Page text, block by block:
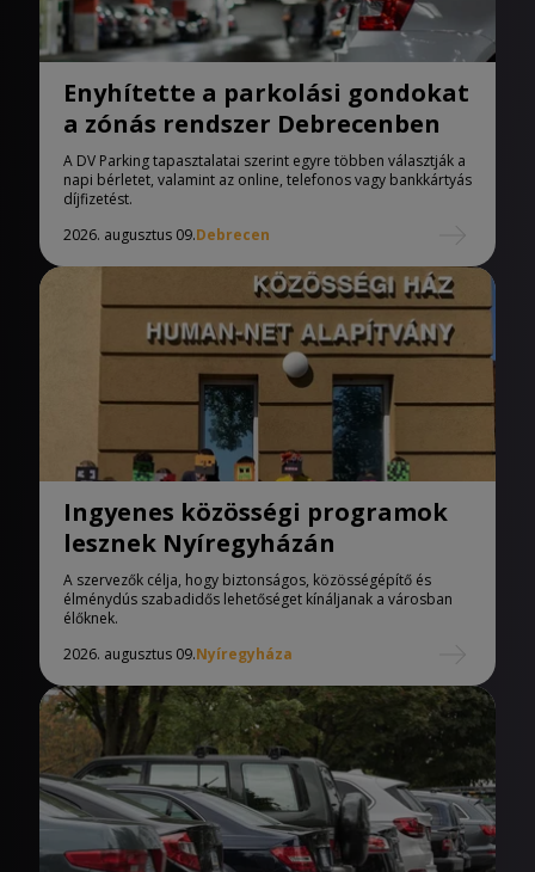
Enyhítette a parkolási gondokat
a zónás rendszer Debrecenben
A DV Parking tapasztalatai szerint egyre többen választják a
napi bérletet, valamint az online, telefonos vagy bankkártyás
díjfizetést.
2026. augusztus 09.Debrecen
Ingyenes közösségi programok
lesznek Nyíregyházán
A szervezők célja, hogy biztonságos, közösségépítő és
élménydús szabadidős lehetőséget kínáljanak a városban
élőknek.
2026. augusztus 09.Nyíregyháza